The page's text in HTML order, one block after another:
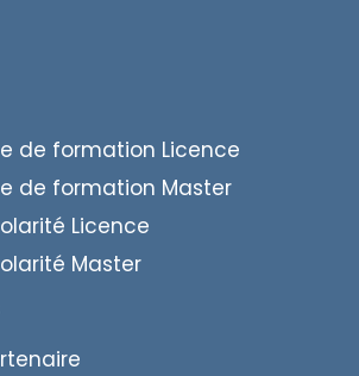
de formation Licence
de formation Master
Licence
Master